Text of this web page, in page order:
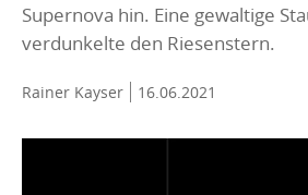
Supernova hin. Eine gewaltige
verdunkelte den Riesenstern.
Rainer Kayser 16.06.2021